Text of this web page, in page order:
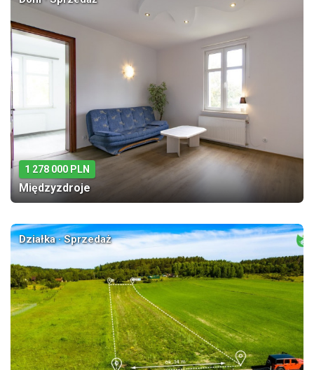
1 278 000 PLN
Międzyzdroje
Działka · Sprzedaż